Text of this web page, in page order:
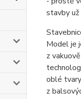
stavby
Model je
z
oblé
z